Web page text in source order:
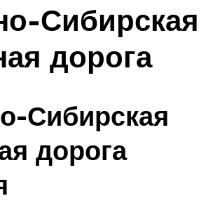
Сибирская
дорога
Сибирская
дорога